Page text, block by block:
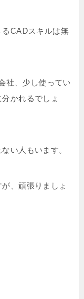
るCADスキルは無
社、少し使ってい
かれるでしょ
い人もいます。
、頑張りましょ